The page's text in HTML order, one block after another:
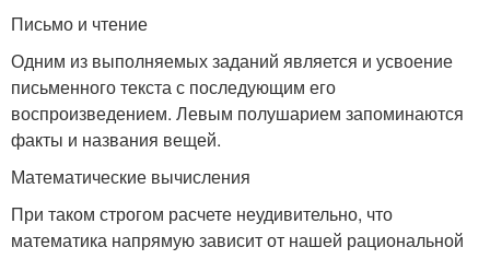
Письмо и чтение
Одним из выполняемых заданий является и усвоение
письменного текста с последующим его
воспроизведением. Левым полушарием запоминаются
факты и названия вещей.
Математические вычисления
При таком строгом расчете неудивительно, что
математика напрямую зависит от нашей рациональной